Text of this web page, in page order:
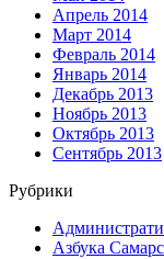
Апрель 2014
Март 2014
Февраль 2014
Январь 2014
Декабрь 2013
Ноябрь 2013
Октябрь 2013
Сентябрь 2013
Рубрики
Азбука